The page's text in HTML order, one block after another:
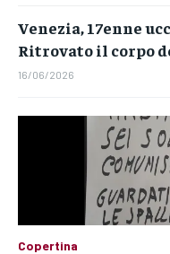
Venezia, 17enne
Ritrovato il corpo
16/06/2026
Copertina